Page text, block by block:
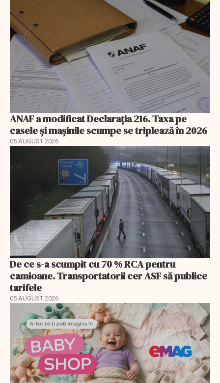
ANAF a modificat Declarația 216. Taxa pe
casele și mașinile scumpe se triplează în 2026
05 AUGUST 2026
De ce s-a scumpit cu 70 % RCA pentru
camioane. Transportatorii cer ASF să publice
tarifele
05 AUGUST 2026